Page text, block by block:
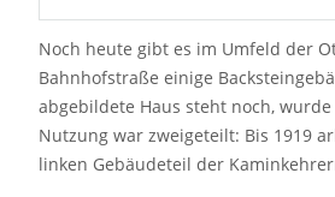
Noch heute gibt es im Umfeld der
Bahnhofstraße einige
abgebildete Haus steht noch,
Nutzung war zweigeteilt: Bis 1919
linken Gebäudeteil der